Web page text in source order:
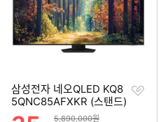
삼성전자 네오QLED KQ8
5QNC85AFXKR (스탠드)
할인률
상품금액
5,890,000원
찜